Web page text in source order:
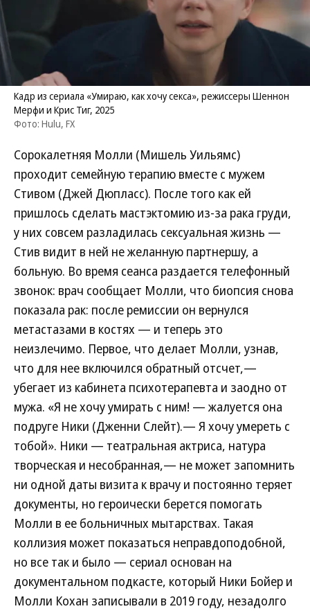
Кадр из сериала «Умираю, как хочу секса», режиссеры Шеннон
Мерфи и Крис Тиг, 2025
Фото: Hulu, FX
Сорокалетняя Молли (Мишель Уильямс)
проходит семейную терапию вместе с мужем
Стивом (Джей Дюпласс). После того как ей
пришлось сделать мастэктомию из-за рака груди,
у них совсем разладилась сексуальная жизнь —
Стив видит в ней не желанную партнершу, а
больную. Во время сеанса раздается телефонный
звонок: врач сообщает Молли, что биопсия снова
показала рак: после ремиссии он вернулся
метастазами в костях — и теперь это
неизлечимо. Первое, что делает Молли, узнав,
что для нее включился обратный отсчет,—
убегает из кабинета психотерапевта и заодно от
мужа. «Я не хочу умирать с ним! — жалуется она
подруге Ники (Дженни Слейт).— Я хочу умереть с
тобой». Ники — театральная актриса, натура
творческая и несобранная,— не может запомнить
ни одной даты визита к врачу и постоянно теряет
документы, но героически берется помогать
Молли в ее больничных мытарствах. Такая
коллизия может показаться неправдоподобной,
но все так и было — сериал основан на
документальном подкасте, который Ники Бойер и
Молли Кохан записывали в 2019 году, незадолго